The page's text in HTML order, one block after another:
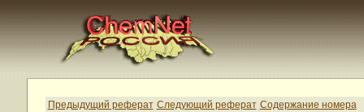
Предыдущий реферат Следующий реферат Содержание номера